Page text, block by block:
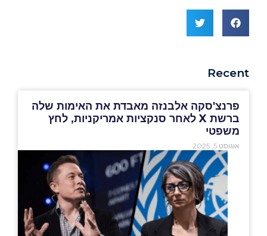
Recent
פרנצ'סקה אלבנזה מאבדת את האימות שלה
ברשת X לאחר סנקציות אמריקניות, לחץ
משפטי
אוגוסט 5, 2025